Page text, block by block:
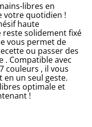
libres en
votre quotidien !
haute
solidement fixé
vous permet de
ou passer des
. Compatible avec
couleurs , il vous
un seul geste.
optimale et
!